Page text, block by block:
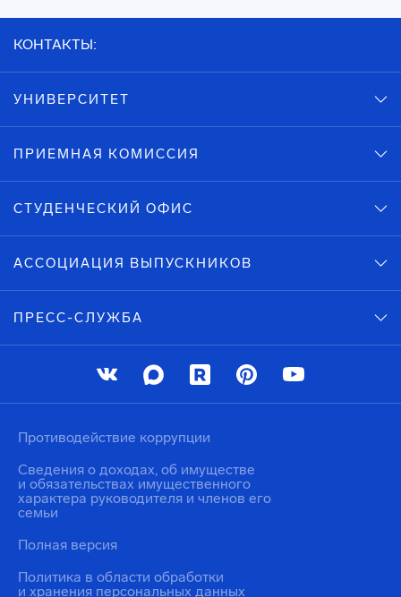
КОНТАКТЫ:
УНИВЕРСИТЕТ
ПРИЕМНАЯ КОМИССИЯ
СТУДЕНЧЕСКИЙ ОФИС
АССОЦИАЦИЯ ВЫПУСКНИКОВ
ПРЕСС-СЛУЖБА
Политика в области обработки
и хранения персональных данных
Противодействие коррупции
Сведения о доходах, об имуществе
и обязательствах имущественного
характера руководителя и членов его
семьи
Полная версия